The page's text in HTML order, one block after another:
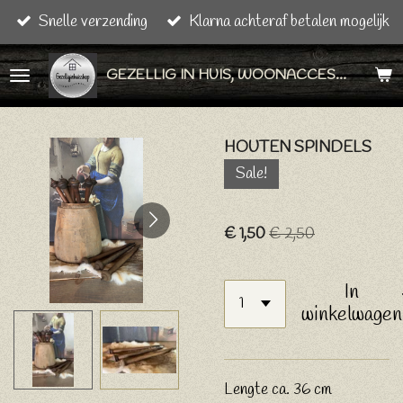
Ga
direct
naar
de
hoofdinhoud
GEZELLIG IN HUIS, WOONACCESSOIRES & CADEAU ARTIKELEN
Snelle verzending Klarna achteraf betalen mogelijk
HOUTEN SPINDELS
Sale!
€ 1,50€ 2,50
In
winkelwagen
Lengte ca. 36 cm